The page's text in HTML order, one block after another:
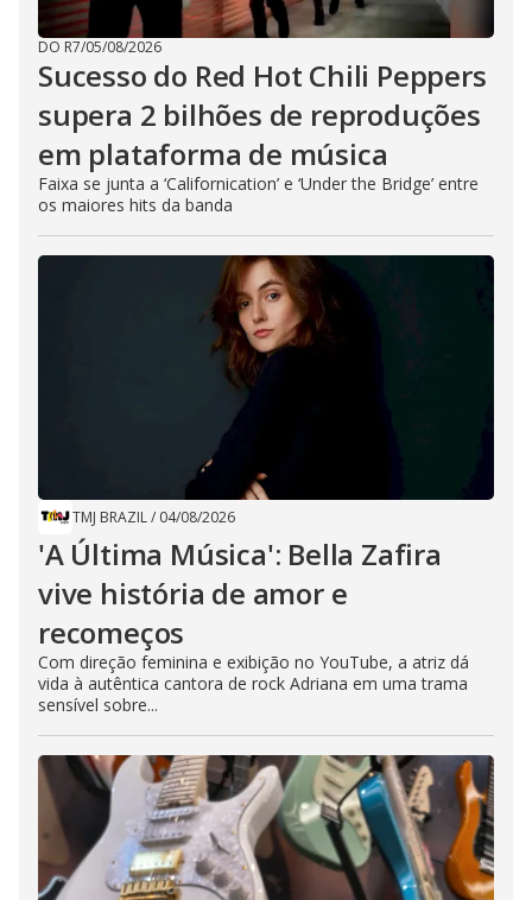
DO R7/05/08/2026
Sucesso do Red Hot Chili Peppers
supera 2 bilhões de reproduções
em plataforma de música
Faixa se junta a ‘Californication’ e ‘Under the Bridge’ entre
os maiores hits da banda
TMJ BRAZIL/ 04/08/2026
'A Última Música': Bella Zafira
vive história de amor e
recomeços
Com direção feminina e exibição no YouTube, a atriz dá
vida à autêntica cantora de rock Adriana em uma trama
sensível sobre...